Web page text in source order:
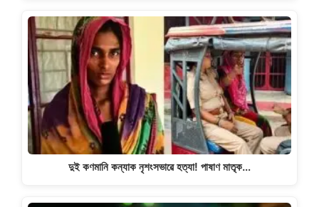
দুই কণমানি কন্যাক নৃশংসভাৱে হত্যা! পাষাণ মাতৃক…